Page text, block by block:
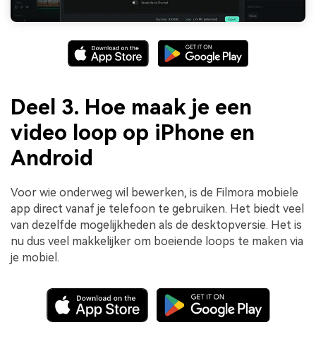
Deel 3. Hoe maak je een
video loop op iPhone en
Android
Voor wie onderweg wil bewerken, is de Filmora mobiele
app direct vanaf je telefoon te gebruiken. Het biedt veel
van dezelfde mogelijkheden als de desktopversie. Het is
nu dus veel makkelijker om boeiende loops te maken via
je mobiel.